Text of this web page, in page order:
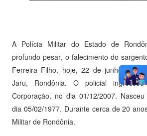
A Polícia Militar do Estado de
profundo pesar, o falecimento do
Ferreira Filho, hoje, 22 de junho de
Jaru, Rondônia. O policial
Corporação, no dia 01/12/2007. Nasceu
dia 05/02/1977. Durante cerca de 20
Militar de Rondônia.